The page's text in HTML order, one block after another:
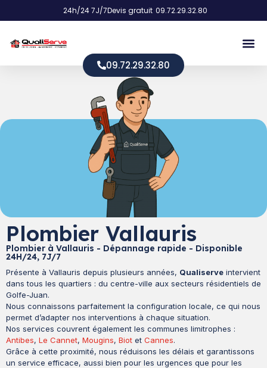
24h/24 7J/7Devis gratuit 09.72.29.32.80
09.72.29.32.80
Plombier Vallauris
Plombier à Vallauris - Dépannage rapide - Disponible
24H/24, 7J/7
Présente à Vallauris depuis plusieurs années, Qualiserve intervient
dans tous les quartiers : du centre-ville aux secteurs résidentiels de
Golfe-Juan.
Nous connaissons parfaitement la configuration locale, ce qui nous
permet d’adapter nos interventions à chaque situation.
Nos services couvrent également les communes limitrophes :
Antibes, Le Cannet, Mougins, Biot et Cannes.
Grâce à cette proximité, nous réduisons les délais et garantissons
un service efficace, aussi bien pour les urgences que pour les